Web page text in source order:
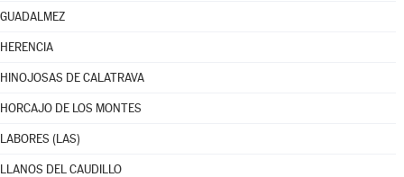
GUADALMEZ
HERENCIA
HINOJOSAS DE CALATRAVA
HORCAJO DE LOS MONTES
LABORES (LAS)
LLANOS DEL CAUDILLO